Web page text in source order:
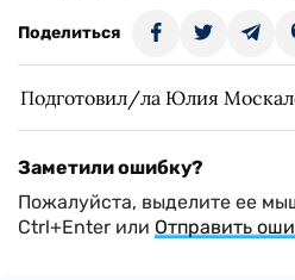
Поделиться
Подготовил/ла Юлия
Заметили ошибку?
Пожалуйста, выделите ее
Ctrl+Enter или Отправить